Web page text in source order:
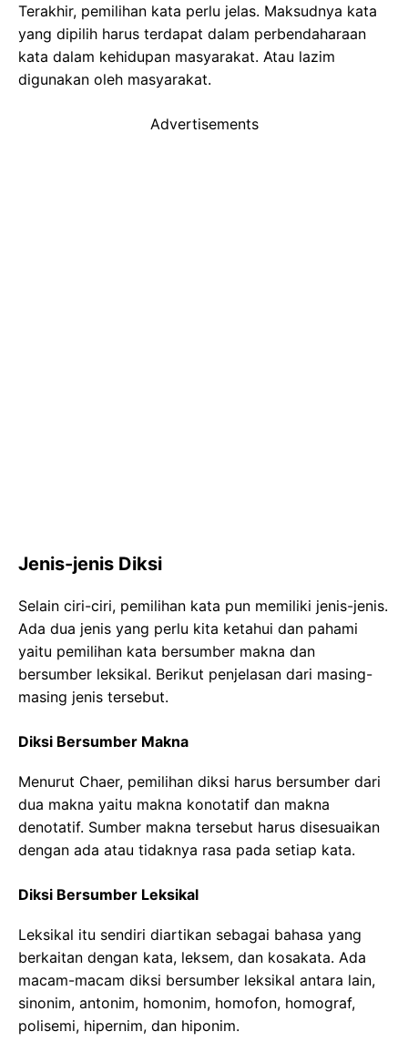
Terakhir, pemilihan kata perlu jelas. Maksudnya kata
yang dipilih harus terdapat dalam perbendaharaan
kata dalam kehidupan masyarakat. Atau lazim
digunakan oleh masyarakat.
Advertisements
Jenis-jenis Diksi
Selain ciri-ciri, pemilihan kata pun memiliki jenis-jenis.
Ada dua jenis yang perlu kita ketahui dan pahami
yaitu pemilihan kata bersumber makna dan
bersumber leksikal. Berikut penjelasan dari masing-
masing jenis tersebut.
Diksi Bersumber Makna
Menurut Chaer, pemilihan diksi harus bersumber dari
dua makna yaitu makna konotatif dan makna
denotatif. Sumber makna tersebut harus disesuaikan
dengan ada atau tidaknya rasa pada setiap kata.
Diksi Bersumber Leksikal
Leksikal itu sendiri diartikan sebagai bahasa yang
berkaitan dengan kata, leksem, dan kosakata. Ada
macam-macam diksi bersumber leksikal antara lain,
sinonim, antonim, homonim, homofon, homograf,
polisemi, hipernim, dan hiponim.